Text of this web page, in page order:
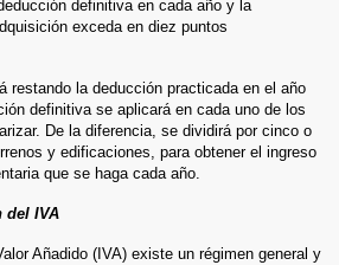
definitiva en cada año y la
exceda en diez puntos
restando la deducción practicada en el año
definitiva se aplicará en cada uno de los
De la diferencia, se dividirá por cinco o
y edificaciones, para obtener el ingreso
que se haga cada año.
del IVA
Añadido (IVA) existe un régimen general y